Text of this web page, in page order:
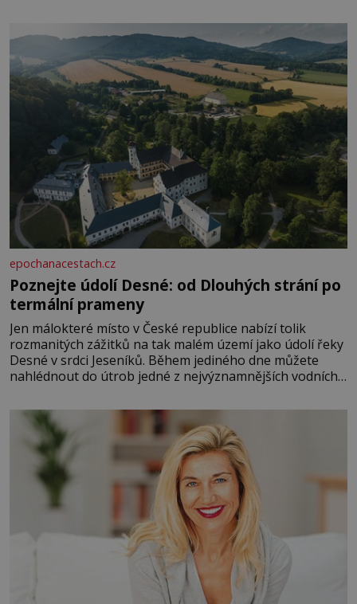
Je to opravdu tak, s věkem jako kdyby se paměť
rozhodla stávkovat. Cvičte
epochanacestach.cz
Poznejte údolí Desné: od Dlouhých strání po
termální prameny
Jen málokteré místo v České republice nabízí tolik
rozmanitých zážitků na tak malém území jako údolí řeky
Desné v srdci Jeseníků. Během jediného dne můžete
nahlédnout do útrob jedné z nejvýznamnějších vodních
se na koloběžce a den zakončit poznáváním památek ve
Velkých Losinách nebo v termálním